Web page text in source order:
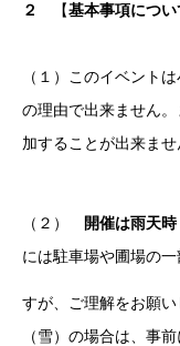
２ 【基本事項につい
（１）このイベント
の理由で出来ません
加することが出来ませ
（２） 開催は雨天
には駐車場や圃場の
すが、ご理解をお願
（雪）の場合は、事